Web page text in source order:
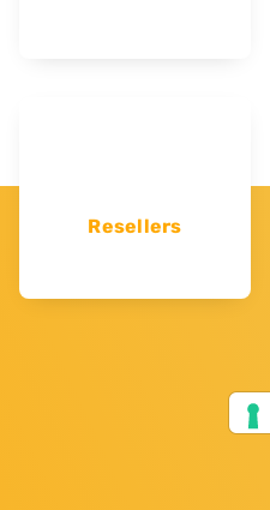
Resellers